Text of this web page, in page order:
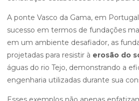
A ponte Vasco da Gama, em
sucesso em termos de fundações
em um ambiente desafiador, as
projetadas para resistir à erosão do
águas do rio Tejo, demonstrando a
engenharia utilizadas durante sua